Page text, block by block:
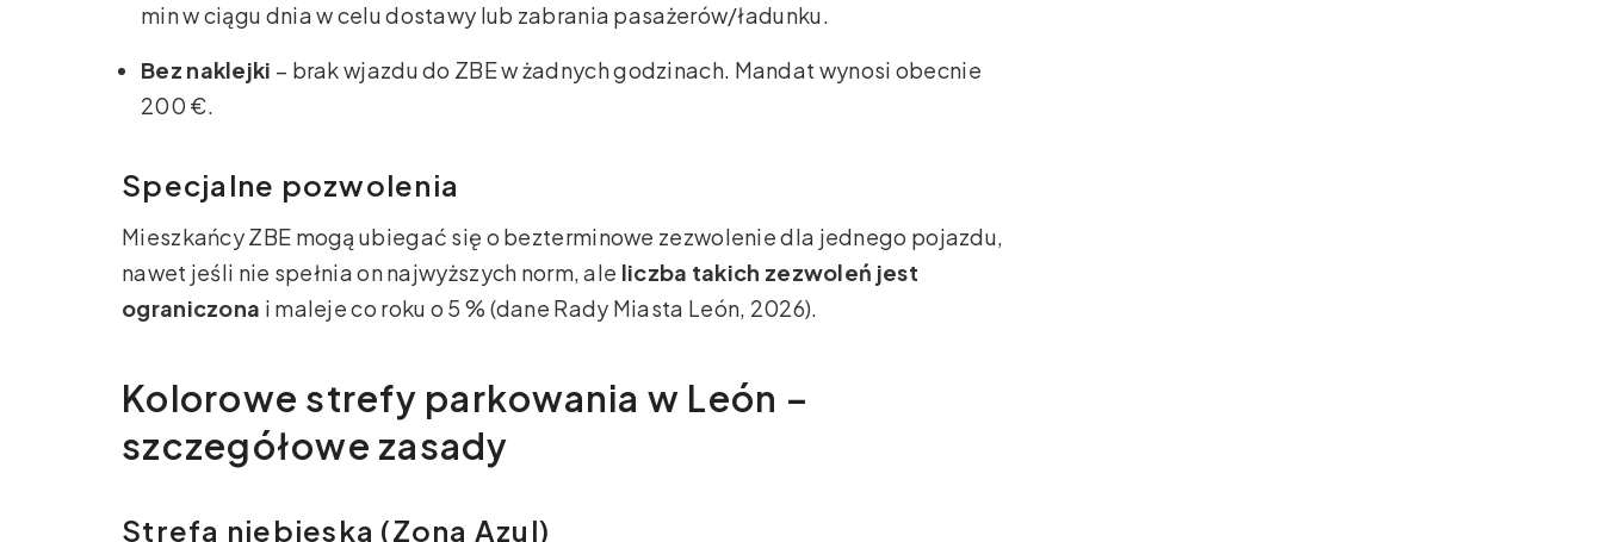
min w ciągu dnia w celu dostawy lub zabrania pasażerów/ładunku.
Bez naklejki – brak wjazdu do ZBE w żadnych godzinach. Mandat wynosi obecnie
200 €.
Specjalne pozwolenia
Mieszkańcy ZBE mogą ubiegać się o bezterminowe zezwolenie dla jednego pojazdu,
nawet jeśli nie spełnia on najwyższych norm, ale liczba takich zezwoleń jest
ograniczona i maleje co roku o 5 % (dane Rady Miasta León, 2026).
Kolorowe strefy parkowania w León –
szczegółowe zasady
Strefa niebieska (Zona Azul)